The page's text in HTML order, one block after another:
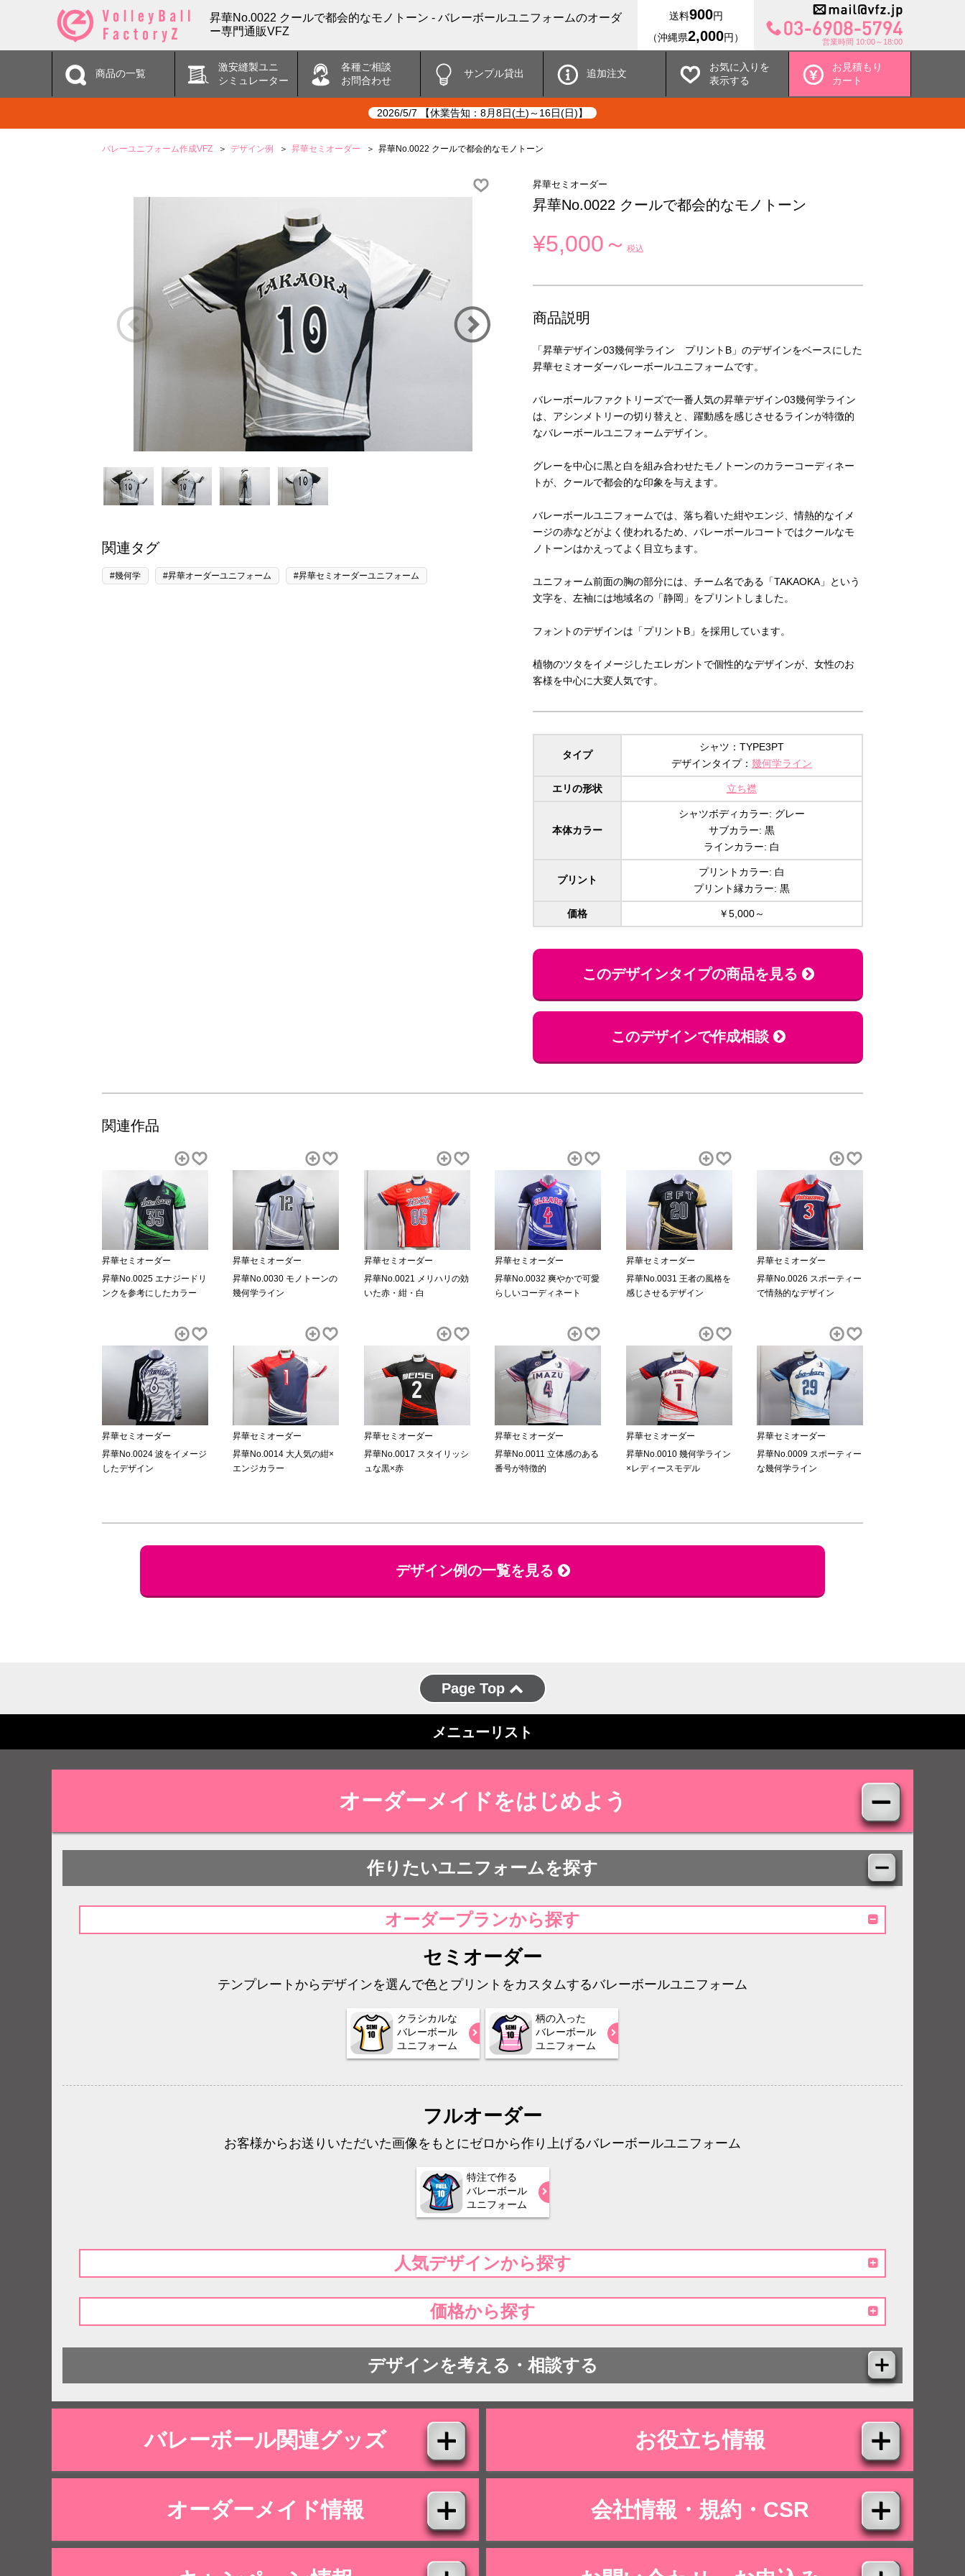
昇華No.0022 クールで都会的なモノトーン - バレーボールユニフォームのオーダ
ー専門通販VFZ
送料900円
（沖縄県2,000円） 営業時間 10:00～18:00
商品の一覧
激安縫製ユニ
シミュレーター
各種ご相談
お問合わせ
サンプル貸出 追加注文
お気に入りを
表示する
お見積もり
カート
2026/5/7 【休業告知：8月8日(土)～16日(日)】
バレーユニフォーム作成VFZ デザイン例 昇華セミオーダー 昇華No.0022 クールで都会的なモノトーン
関連タグ
#幾何学 #昇華オーダーユニフォーム #昇華セミオーダーユニフォーム
昇華セミオーダー
昇華No.0022 クールで都会的なモノトーン
¥5,000～ 税込
商品説明
「昇華デザイン03幾何学ライン プリントB」のデザインをベースにした
昇華セミオーダーバレーボールユニフォームです。
バレーボールファクトリーズで一番人気の昇華デザイン03幾何学ライン
は、アシンメトリーの切り替えと、躍動感を感じさせるラインが特徴的
なバレーボールユニフォームデザイン。
グレーを中心に黒と白を組み合わせたモノトーンのカラーコーディネー
トが、クールで都会的な印象を与えます。
バレーボールユニフォームでは、落ち着いた紺やエンジ、情熱的なイメ
ージの赤などがよく使われるため、バレーボールコートではクールなモ
ノトーンはかえってよく目立ちます。
ユニフォーム前面の胸の部分には、チーム名である「TAKAOKA」という
文字を、左袖には地域名の「静岡」をプリントしました。
フォントのデザインは「プリントB」を採用しています。
植物のツタをイメージしたエレガントで個性的なデザインが、女性のお
客様を中心に大変人気です。
タイプ
シャツ：TYPE3PT
デザインタイプ： 幾何学ライン
エリの形状 立ち襟
本体カラー
シャツボディカラー: グレー
サブカラー: 黒
ラインカラー: 白
プリント
プリントカラー: 白
プリント縁カラー: 黒
価格 ￥5,000～
このデザインタイプの商品を見る
このデザインで作成相談
関連作品
昇華セミオーダー
昇華No.0025 エナジードリ
ンクを参考にしたカラー
昇華セミオーダー
昇華No.0030 モノトーンの
幾何学ライン
昇華セミオーダー
昇華No.0021 メリハリの効
いた赤・紺・白
昇華セミオーダー
昇華No.0032 爽やかで可愛
らしいコーディネート
昇華セミオーダー
昇華No.0031 王者の風格を
感じさせるデザイン
昇華セミオーダー
昇華No.0026 スポーティー
で情熱的なデザイン
昇華セミオーダー
昇華No.0024 波をイメージ
したデザイン
昇華セミオーダー
昇華No.0014 大人気の紺×
エンジカラー
昇華セミオーダー
昇華No.0017 スタイリッシ
ュな黒×赤
昇華セミオーダー
昇華No.0011 立体感のある
番号が特徴的
昇華セミオーダー
昇華No.0010 幾何学ライン
×レディースモデル
昇華セミオーダー
昇華No.0009 スポーティー
な幾何学ライン
デザイン例の一覧を見る
Page Top
メニューリスト
オーダーメイドをはじめよう
作りたいユニフォームを探す
オーダープランから探す
セミオーダー
テンプレートからデザインを選んで色とプリントをカスタムするバレーボールユニフォーム
クラシカルな
バレーボール
ユニフォーム
柄の入った
バレーボール
ユニフォーム
フルオーダー
お客様からお送りいただいた画像をもとにゼロから作り上げるバレーボールユニフォーム
特注で作る
バレーボール
ユニフォーム
人気デザインから探す
価格から探す
デザインを考える・相談する
バレーボール関連グッズ
オーダーメイド情報
お役立ち情報
会社情報・規約・CSR